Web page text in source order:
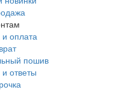
и оплата
пошив
ответы